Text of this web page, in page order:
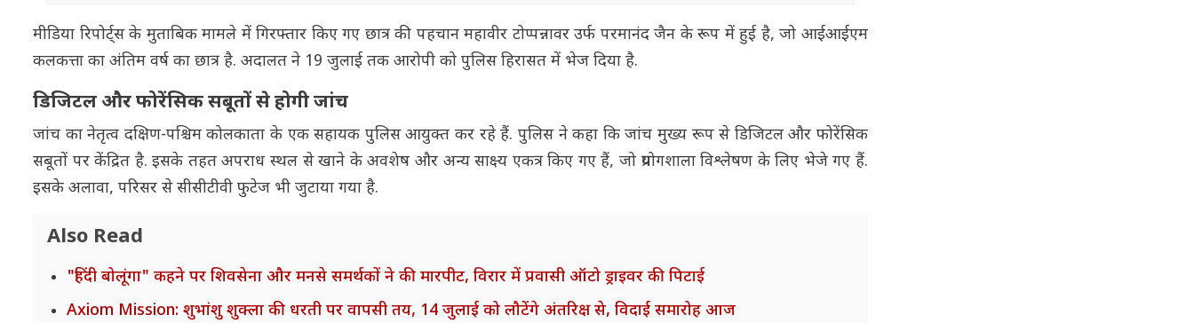
मीडिया रिपोर्ट्स के मुताबिक मामले में गिरफ्तार किए गए छात्र की पहचान महावीर टोप्पन्नावर उर्फ परमानंद जैन के रूप में हुई है, जो आईआईएम
कलकत्ता का अंतिम वर्ष का छात्र है. अदालत ने 19 जुलाई तक आरोपी को पुलिस हिरासत में भेज दिया है.
डिजिटल और फोरेंसिक सबूतों से होगी जांच
जांच का नेतृत्व दक्षिण-पश्चिम कोलकाता के एक सहायक पुलिस आयुक्त कर रहे हैं. पुलिस ने कहा कि जांच मुख्य रूप से डिजिटल और फोरेंसिक
सबूतों पर केंद्रित है. इसके तहत अपराध स्थल से खाने के अवशेष और अन्य साक्ष्य एकत्र किए गए हैं, जो प्रयोगशाला विश्लेषण के लिए भेजे गए हैं.
इसके अलावा, परिसर से सीसीटीवी फुटेज भी जुटाया गया है.
Also Read
"हिंदी बोलूंगा" कहने पर शिवसेना और मनसे समर्थकों ने की मारपीट, विरार में प्रवासी ऑटो ड्राइवर की पिटाई
Axiom Mission: शुभांशु शुक्ला की धरती पर वापसी तय, 14 जुलाई को लौटेंगे अंतरिक्ष से, विदाई समारोह आज